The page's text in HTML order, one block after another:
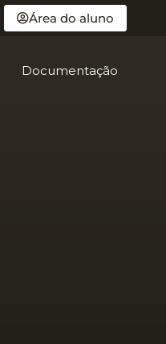
Área do aluno
Documentação